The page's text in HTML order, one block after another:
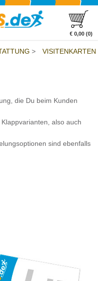
€ 0,00 (0)
> VISITENKARTEN
die Du beim Kunden
also auch
sind ebenfalls